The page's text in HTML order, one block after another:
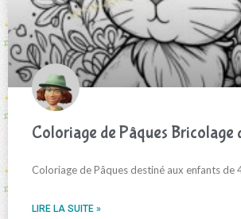
Coloriage de Pâques Bricolage
Coloriage de Pâques destiné aux enfants de
LIRE LA SUITE »